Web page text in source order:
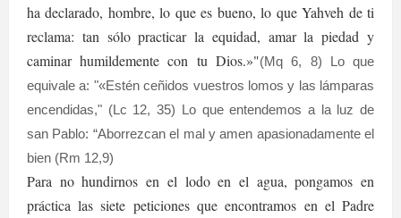
ha declarado, hombre, lo que es bueno, lo que Yahveh de ti
reclama: tan sólo practicar la equidad, amar la piedad y
caminar humildemente con tu Dios.»"(Mq 6, 8) Lo que
equivale a: "«Estén ceñidos vuestros lomos y las lámparas
encendidas," (Lc 12, 35) Lo que entendemos a la luz de
san Pablo: “Aborrezcan el mal y amen apasionadamente el
bien (Rm 12,9)
Para no hundirnos en el lodo en el agua, pongamos en
práctica las siete peticiones que encontramos en el Padre